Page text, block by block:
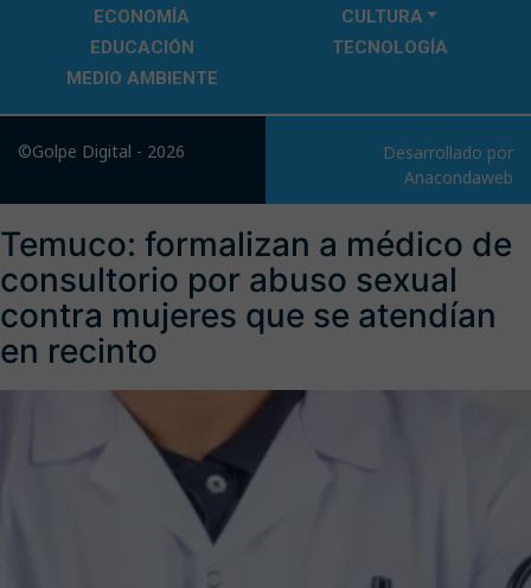
ECONOMÍA
CULTURA
EDUCACIÓN
TECNOLOGÍA
MEDIO AMBIENTE
©Golpe Digital - 2026
Desarrollado por
Anacondaweb
Temuco: formalizan a médico de
consultorio por abuso sexual
contra mujeres que se atendían
en recinto